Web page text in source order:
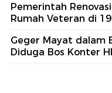
Pemerintah
Rumah Veteran di
Geger Mayat dalam
Diduga Bos Konter